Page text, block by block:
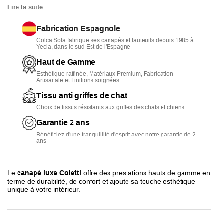
Modèle présenté en tissu Biarritz Nata.
• Canapé très chic: pieds bois design, formes
généreuses, coussins en finition passepoil
• Confort moelleux et durable
assises profondes (67 cm), suspensions à ressorts
Nosags, mousse HR densité 42 kg/m3, dossier douillet en
microfibre
: structure en pin massif, mousse
très haute densité, suspensions Nosags durables
• Fabrication respectueuse de l'environnement
• Personnalisable: choix de la dimension, du tissu et de
la couleur
Lire la suite
Fabrication Espagnole
Colca Sofa fabrique ses canapés et fauteuils depuis 1985 à
Yecla, dans le sud Est de l'Espagne
Haut de Gamme
Esthétique raffinée, Matériaux Premium, Fabrication
Artisanale et Finitions soignées
Tissu anti griffes de chat
Choix de tissus résistants aux griffes des chats et chiens
Garantie 2 ans
Bénéficiez d'une tranquillité d'esprit avec notre garantie de 2
ans
Le canapé luxe Coletti offre des prestations hauts de gamme en
terme de durabilité, de confort et ajoute sa touche esthétique
unique à votre intérieur.